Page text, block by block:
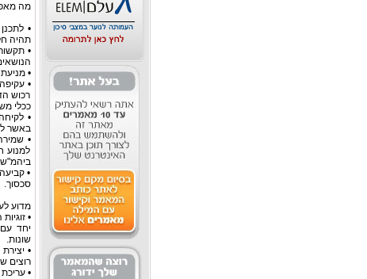
מה
•
תהיה
•
•
•
רכוש
ככלי
•
באשר
•
למנוע
•
סכסוך.
מדוע
•
יחד עם
שונות.
•
רוצים
•